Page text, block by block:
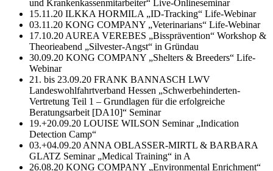
und Krankenkassenmitarbeiter“ Live-Onlineseminar
15.11.20 ILKKA HORMILA „ID-Tracking“ Life-Webinar
03.11.20 KONG COMPANY „Veterinarians“ Life-Webinar
17.10.20 AUREA VEREBES „Bissprävention“ Workshop &
Theorieabend „Silvester-Angst“ in Gründau
30.09.20 KONG COMPANY „Shelters & Breeders“ Life-
Webinar
21. bis 23.09.20 FRANK BANNASCH LWV
Landeswohlfahrtverband Hessen „Schwerbehinderten-
Vertretung Teil 1 – Grundlagen für die erfolgreiche
Beratungsarbeit [DA10]“ Seminar
19.+20.09.20 LOUISE WILSON Seminar „Indication
Detection Camp“
03.+04.09.20 ANNA OBLASSER-MIRTL & BARBARA
GLATZ Seminar „Medical Training“ in A
26.08.20 KONG COMPANY „Environmental Enrichment“